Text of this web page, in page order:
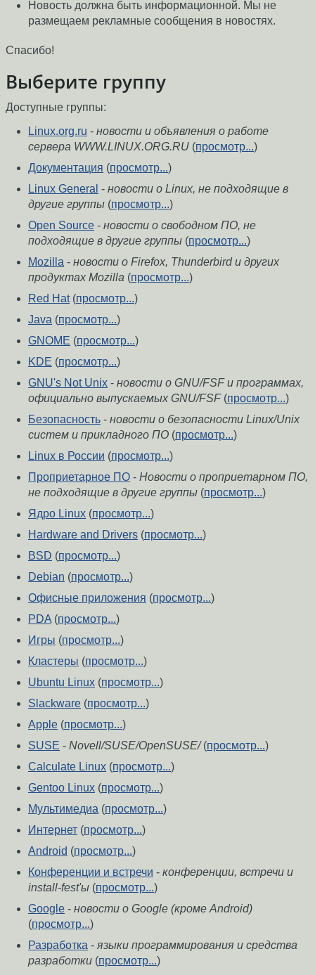
Новость должна быть информационной. Мы не
размещаем рекламные сообщения в новостях.
Спасибо!
Выберите группу
Доступные группы:
Linux.org.ru - новости и объявления о работе
сервера WWW.LINUX.ORG.RU (просмотр...)
Документация (просмотр...)
Linux General - новости о Linux, не подходящие в
другие группы (просмотр...)
Open Source - новости о свободном ПО, не
подходящие в другие группы (просмотр...)
Mozilla - новости о Firefox, Thunderbird и других
продуктах Mozilla (просмотр...)
Red Hat(просмотр...)
Java (просмотр...)
GNOME (просмотр...)
KDE (просмотр...)
GNU's Not Unix - новости о GNU/FSF и программах,
официально выпускаемых GNU/FSF(просмотр...)
Безопасность - новости о безопасности Linux/Unix
систем и прикладного ПО (просмотр...)
Linux в России (просмотр...)
Проприетарное ПО - Новости о проприетарном ПО,
не подходящие в другие группы (просмотр...)
Ядро Linux (просмотр...)
Hardware and Drivers (просмотр...)
BSD (просмотр...)
Debian (просмотр...)
Офисные приложения (просмотр...)
PDA (просмотр...)
Игры (просмотр...)
Кластеры (просмотр...)
Ubuntu Linux (просмотр...)
Slackware (просмотр...)
Apple (просмотр...)
SUSE - Novell/SUSE/OpenSUSE/(просмотр...)
Calculate Linux (просмотр...)
Gentoo Linux (просмотр...)
Мультимедиа (просмотр...)
Интернет (просмотр...)
Android (просмотр...)
Конференции и встречи - конференции, встречи и
install-fest'ы (просмотр...)
Google - новости о Google (кроме Android)
(просмотр...)
Разработка - языки программирования и средства
разработки (просмотр...)